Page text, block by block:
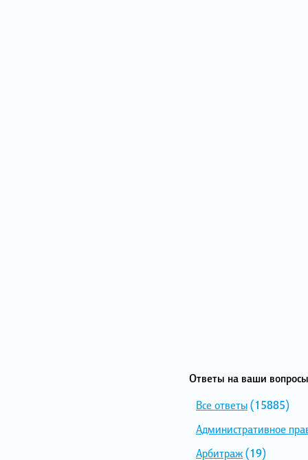
Ответы на ваши
Все ответы(15885)
Административное
Арбитраж(19)